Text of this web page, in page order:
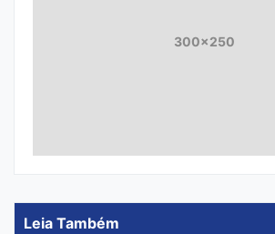
300x250
Leia Também